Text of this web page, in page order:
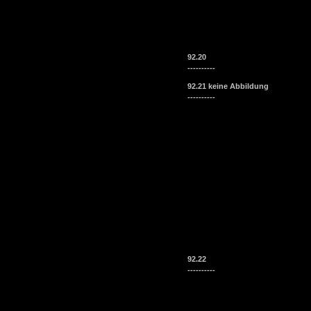
92.20
----------
92.21 keine Abbildung
----------
92.22
----------